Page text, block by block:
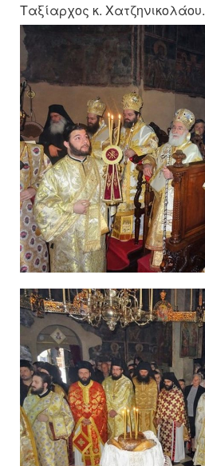
Ταξίαρχος κ. Χατζηνικολάου.